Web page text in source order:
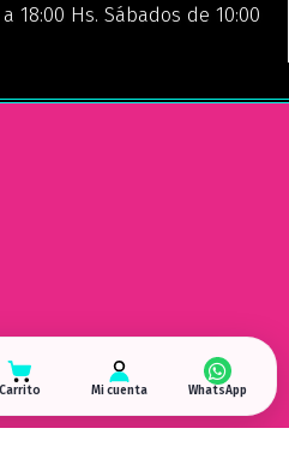
18:00 Hs. Sábados de 10:00
Carrito Mi cuenta